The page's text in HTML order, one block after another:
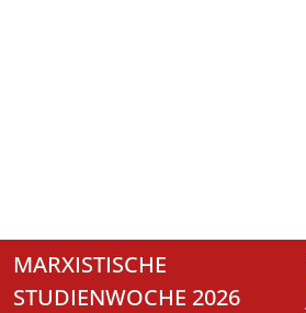
MARXISTISCHE
STUDIENWOCHE 2026